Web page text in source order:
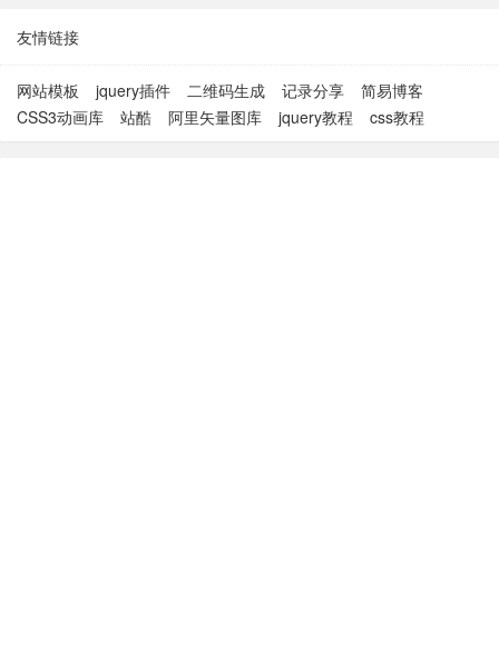
友情链接
网站模板 jquery插件 二维码生成 记录分享
简易博客
CSS3动画库
站酷 阿里矢量图库 jquery教程 css教程